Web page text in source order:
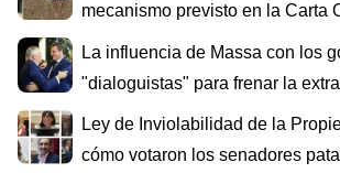
mecanismo previsto en la Carta
La influencia de Massa con los
"dialoguistas" para frenar la
Ley de Inviolabilidad de la
cómo votaron los senadores